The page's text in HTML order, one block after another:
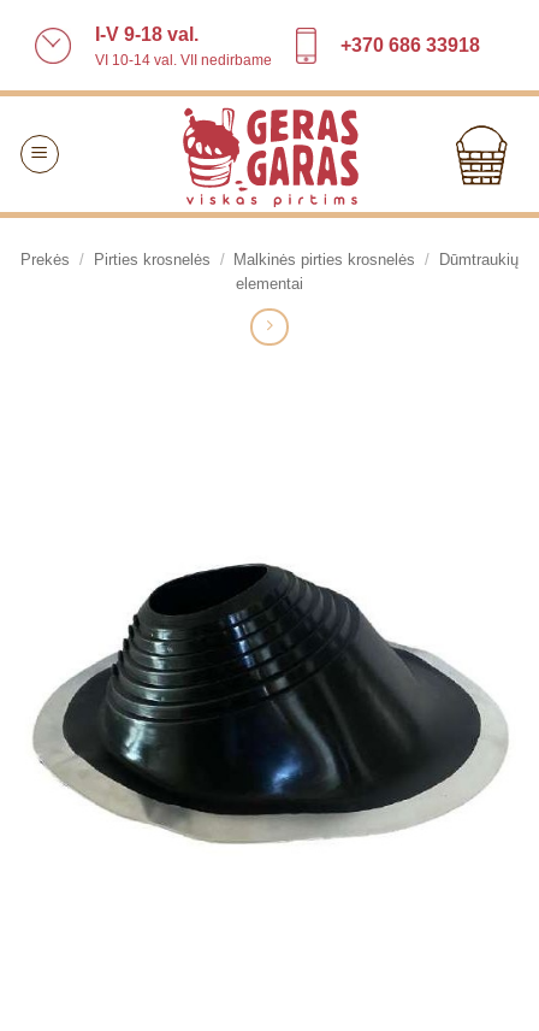
I-V 9-18 val.
VI 10-14 val. VII nedirbame
+370 686 33918
Prekės / Pirties krosnelės / Malkinės pirties krosnelės /
Dūmtraukių
elementai